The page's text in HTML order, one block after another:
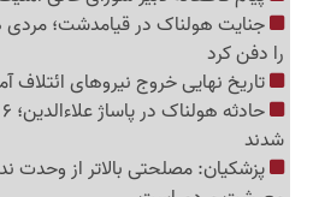
جنایت هولناک در قیامدشت؛
را دفن کرد
تاریخ نهایی خروج نیروهای ائتلاف
شدند
پزشکیان: مصلحتی بالاتر از وحدت